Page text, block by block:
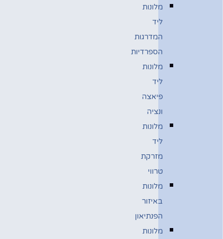
מלונות
ליד
המדרגות
הספרדיות
מלונות
ליד
פיאצה
ונציה
מלונות
ליד
מזרקת
טרווי
מלונות
באיזור
הפנתיאון
מלונות